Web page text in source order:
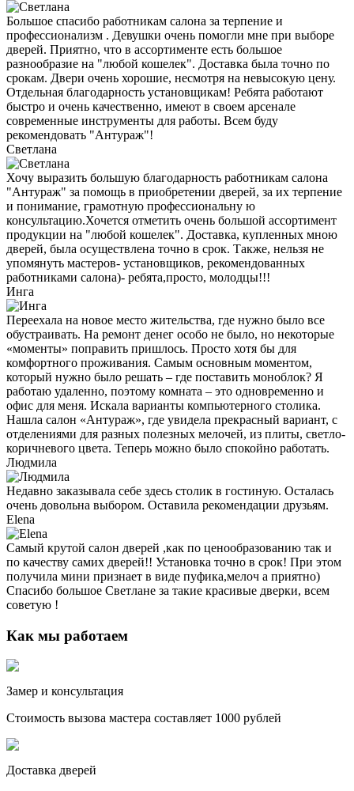
Большое спасибо работникам салона за терпение и
профессионализм . Девушки очень помогли мне при выборе
дверей. Приятно, что в ассортименте есть большое
разнообразие на "любой кошелек". Доставка была точно по
срокам. Двери очень хорошие, несмотря на невысокую цену.
Отдельная благодарность установщикам! Ребята работают
быстро и очень качественно, имеют в своем арсенале
современные инструменты для работы. Всем буду
рекомендовать "Антураж"!
Светлана
Хочу выразить большую благодарность работникам салона
"Антураж" за помощь в приобретении дверей, за их терпение
и понимание, грамотную профессиональну ю
консультацию.Хочется отметить очень большой ассортимент
продукции на "любой кошелек". Доставка, купленных мною
дверей, была осуществлена точно в срок. Также, нельзя не
упомянуть мастеров- установщиков, рекомендованных
работниками салона)- ребята,просто, молодцы!!!
Инга
Переехала на новое место жительства, где нужно было все
обустраивать. На ремонт денег особо не было, но некоторые
«моменты» поправить пришлось. Просто хотя бы для
комфортного проживания. Самым основным моментом,
который нужно было решать – где поставить моноблок? Я
работаю удаленно, поэтому комната – это одновременно и
офис для меня. Искала варианты компьютерного столика.
Нашла салон «Антураж», где увидела прекрасный вариант, с
отделениями для разных полезных мелочей, из плиты, светло-
коричневого цвета. Теперь можно было спокойно работать.
Людмила
Недавно заказывала себе здесь столик в гостиную. Осталась
очень довольна выбором. Оставила рекомендации друзьям.
Elena
Самый крутой салон дверей ,как по ценообразованию так и
по качеству самих дверей!! Установка точно в срок! При этом
получила мини признает в виде пуфика,мелоч а приятно)
Спасибо большое Светлане за такие красивые дверки, всем
советую !
Как мы работаем
Замер и консультация
Стоимость вызова мастера составляет 1000 рублей
Доставка дверей